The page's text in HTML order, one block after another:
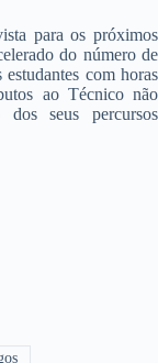
para os próximos
do número de
com horas
ao Técnico não
seus percursos